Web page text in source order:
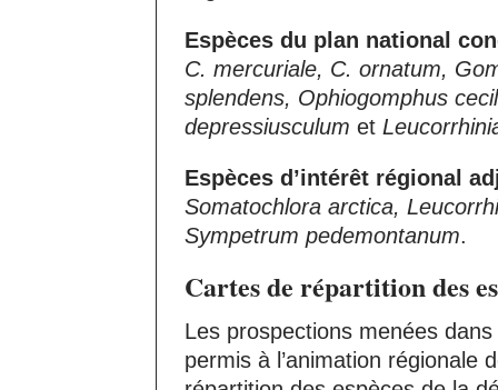
Espèces du plan national
C. mercuriale, C. ornatum,
splendens, Ophiogomphus
depressiusculum et
Espèces d’intérêt régional
Somatochlora arctica,
Sympetrum pedemontanum.
Cartes de répartition des
Les prospections menées
permis à l’animation régionale